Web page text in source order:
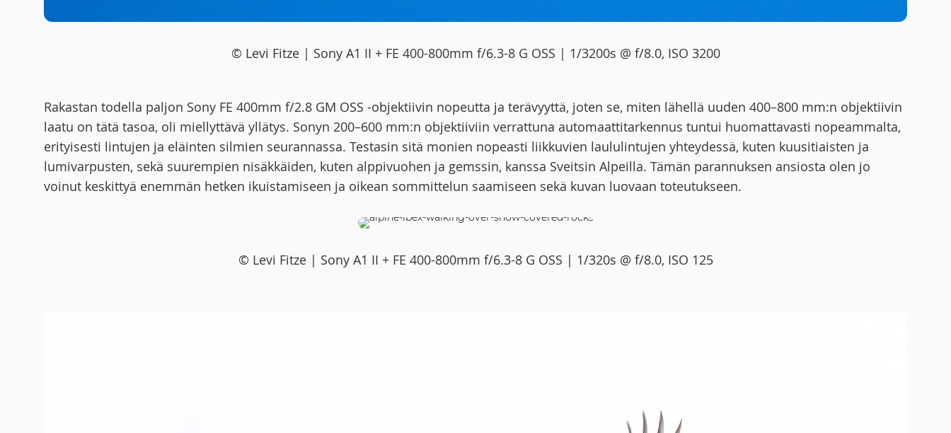
© Levi Fitze | Sony A1 II + FE 400-800mm f/6.3-8 G OSS | 1/3200s @ f/8.0, ISO 3200
Rakastan todella paljon Sony FE 400mm f/2.8 GM OSS -objektiivin nopeutta ja terävyyttä, joten se, miten lähellä uuden 400–800 mm:n objektiivin
laatu on tätä tasoa, oli miellyttävä yllätys. Sonyn 200–600 mm:n objektiiviin verrattuna automaattitarkennus tuntui huomattavasti nopeammalta,
erityisesti lintujen ja eläinten silmien seurannassa. Testasin sitä monien nopeasti liikkuvien laululintujen yhteydessä, kuten kuusitiaisten ja
lumivarpusten, sekä suurempien nisäkkäiden, kuten alppivuohen ja gemssin, kanssa Sveitsin Alpeilla. Tämän parannuksen ansiosta olen jo
voinut keskittyä enemmän hetken ikuistamiseen ja oikean sommittelun saamiseen sekä kuvan luovaan toteutukseen.
© Levi Fitze | Sony A1 II + FE 400-800mm f/6.3-8 G OSS | 1/320s @ f/8.0, ISO 125